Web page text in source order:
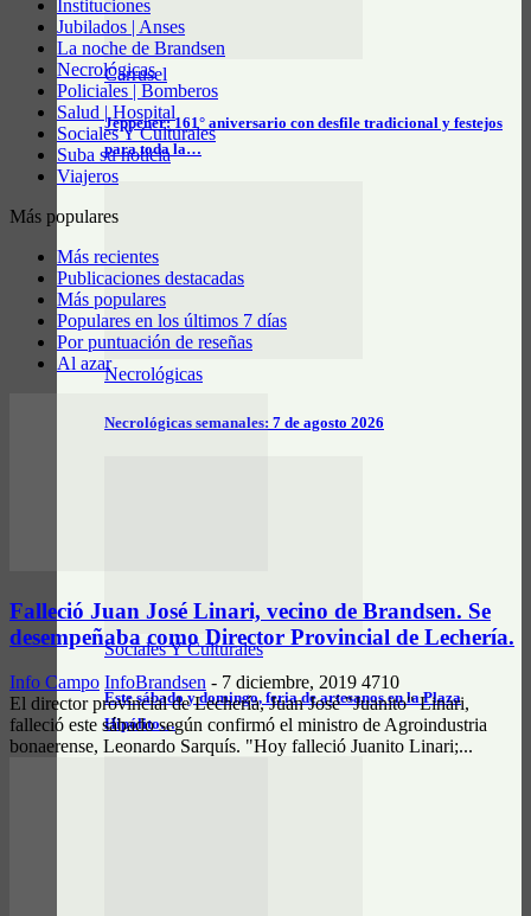
Carrusel
Jeppener: 161° aniversario con desfile tradicional y festejos
para toda la…
Necrológicas
Necrológicas semanales: 7 de agosto 2026
Sociales Y Culturales
Este sábado y domingo, feria de artesanos en la Plaza
Hipólito…
Instituciones
Jubilados | Anses
La noche de Brandsen
Necrológicas
Policiales | Bomberos
Salud | Hospital
Sociales Y Culturales
Suba su noticia
Viajeros
Más populares
Más recientes
Publicaciones destacadas
Más populares
Populares en los últimos 7 días
Por puntuación de reseñas
Al azar
Falleció Juan José Linari, vecino de Brandsen. Se
desempeñaba como Director Provincial de Lechería.
Info Campo InfoBrandsen - 7 diciembre, 2019 4710
El director provincial de Lechería, Juan José "Juanito" Linari,
falleció este sábado según confirmó el ministro de Agroindustria
bonaerense, Leonardo Sarquís. "Hoy falleció Juanito Linari;...